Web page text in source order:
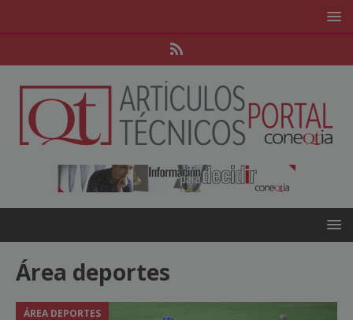
Área deportes
ÁREA DEPORTES